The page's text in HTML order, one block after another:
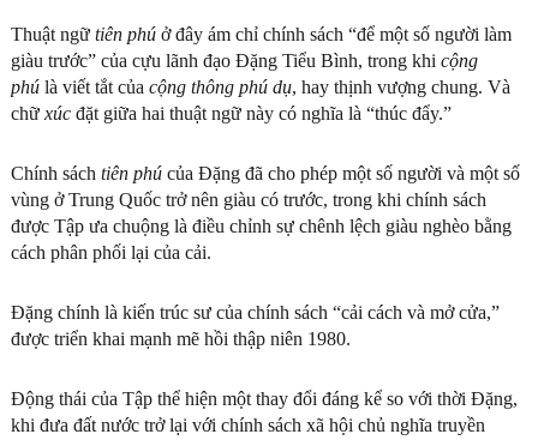
Thuật ngữ tiên phúở đây ám chỉ chính sách “để một số người làm
giàu trước” của cựu lãnh đạo Đặng Tiểu Bình, trong khi cộng
phúlà viết tắt của cộng thông phú dụ, hay thịnh vượng chung. Và
chữ xúcđặt giữa hai thuật ngữ này có nghĩa là “thúc đẩy.”
Chính sách tiên phúcủa Đặng đã cho phép một số người và một số
vùng ở Trung Quốc trở nên giàu có trước, trong khi chính sách
được Tập ưa chuộng là điều chỉnh sự chênh lệch giàu nghèo bằng
cách phân phối lại của cải.
Đặng chính là kiến trúc sư của chính sách “cải cách và mở cửa,”
được triển khai mạnh mẽ hồi thập niên 1980.
Động thái của Tập thể hiện một thay đổi đáng kể so với thời Đặng,
khi đưa đất nước trở lại với chính sách xã hội chủ nghĩa truyền